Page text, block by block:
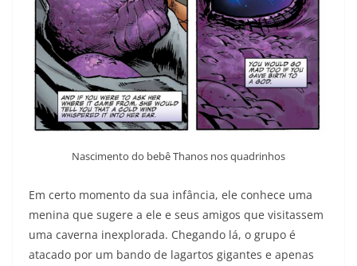
Nascimento do bebê Thanos nos quadrinhos
Em certo momento da sua infância, ele conhece uma
menina que sugere a ele e seus amigos que visitassem
uma caverna inexplorada. Chegando lá, o grupo é
atacado por um bando de lagartos gigantes e apenas